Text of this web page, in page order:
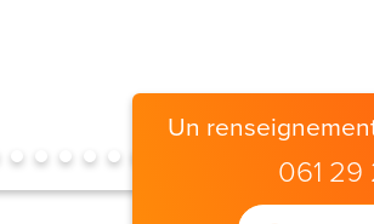
Un
061 29